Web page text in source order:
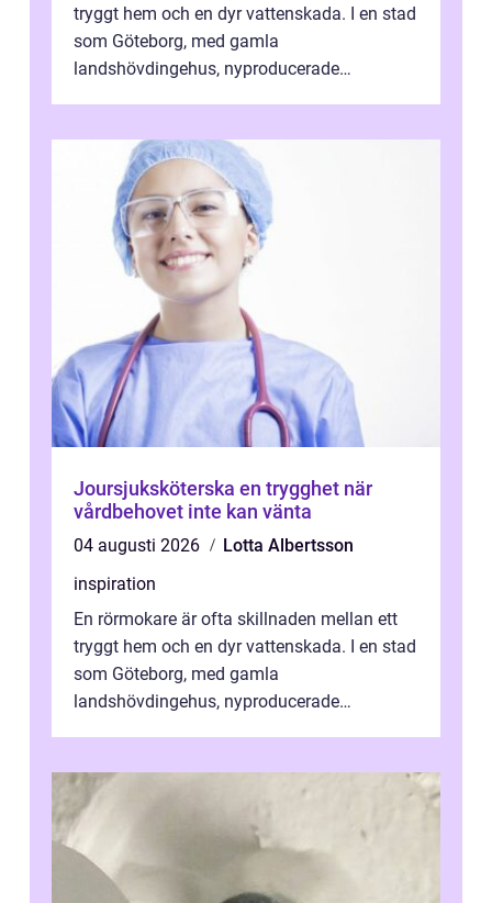
tryggt hem och en dyr vattenskada. I en stad
som Göteborg, med gamla
landshövdingehus, nyproducerade
Joursjuksköterska en trygghet när
vårdbehovet inte kan vänta
04 augusti 2026
Lotta Albertsson
inspiration
En rörmokare är ofta skillnaden mellan ett
tryggt hem och en dyr vattenskada. I en stad
som Göteborg, med gamla
landshövdingehus, nyproducerade